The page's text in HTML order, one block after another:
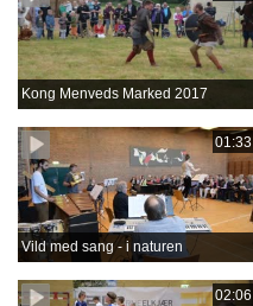
Kong Menveds Marked 2017
01:33
Vild med sang - i naturen
02:06